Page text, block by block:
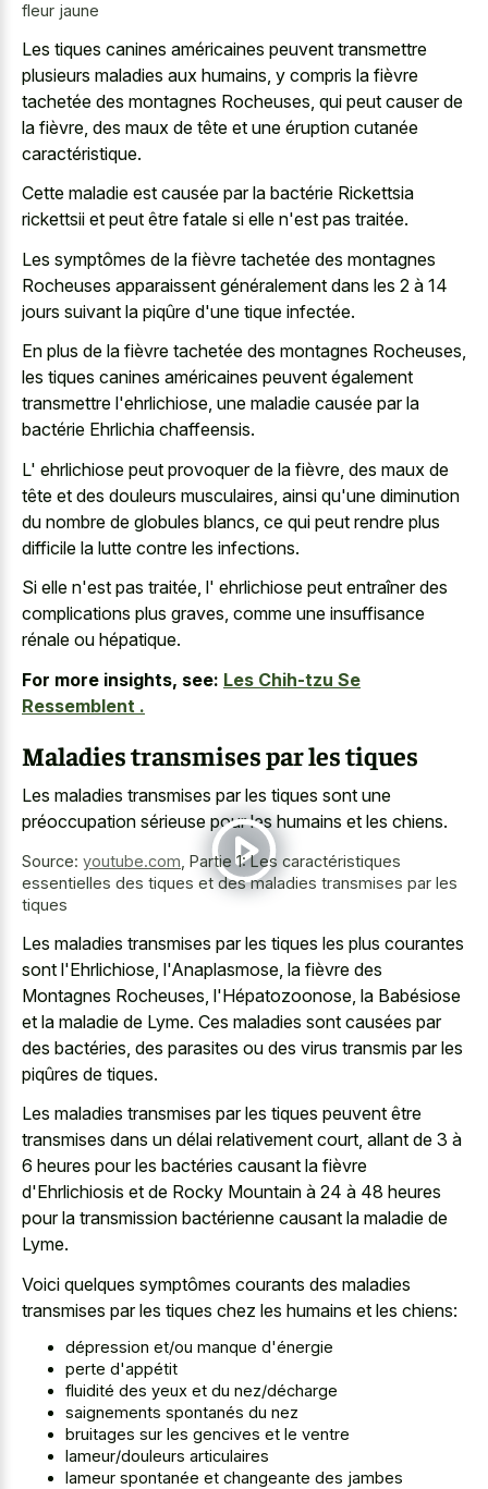
fleur jaune
Les tiques canines américaines peuvent transmettre
plusieurs maladies aux humains, y compris la fièvre
tachetée des montagnes Rocheuses, qui peut causer de
la fièvre, des maux de tête et une éruption cutanée
caractéristique.
Cette maladie est causée par la bactérie Rickettsia
rickettsii et peut être fatale si elle n'est pas traitée.
Les symptômes de la fièvre tachetée des montagnes
Rocheuses apparaissent généralement dans les 2 à 14
jours suivant la piqûre d'une tique infectée.
En plus de la fièvre tachetée des montagnes Rocheuses,
les tiques canines américaines peuvent également
transmettre l'ehrlichiose, une maladie causée par la
bactérie Ehrlichia chaffeensis.
L' ehrlichiose peut provoquer de la fièvre, des maux de
tête et des douleurs musculaires, ainsi qu'une diminution
du nombre de globules blancs, ce qui peut rendre plus
difficile la lutte contre les infections.
Si elle n'est pas traitée, l' ehrlichiose peut entraîner des
complications plus graves, comme une insuffisance
rénale ou hépatique.
For more insights, see: Les Chih-tzu Se
Ressemblent .
Maladies transmises par les tiques
Les maladies transmises par les tiques sont une
préoccupation sérieuse pour les humains et les chiens.
Source: youtube.com, Partie 1: Les caractéristiques
essentielles des tiques et des maladies transmises par les
tiques
Les maladies transmises par les tiques les plus courantes
sont l'Ehrlichiose, l'Anaplasmose, la fièvre des
Montagnes Rocheuses, l'Hépatozoonose, la Babésiose
et la maladie de Lyme. Ces maladies sont causées par
des bactéries, des parasites ou des virus transmis par les
piqûres de tiques.
Les maladies transmises par les tiques peuvent être
transmises dans un délai relativement court, allant de 3 à
6 heures pour les bactéries causant la fièvre
d'Ehrlichiosis et de Rocky Mountain à 24 à 48 heures
pour la transmission bactérienne causant la maladie de
Lyme.
Voici quelques symptômes courants des maladies
transmises par les tiques chez les humains et les chiens:
dépression et/ou manque d'énergie
perte d'appétit
fluidité des yeux et du nez/décharge
saignements spontanés du nez
bruitages sur les gencives et le ventre
lameur/douleurs articulaires
lameur spontanée et changeante des jambes